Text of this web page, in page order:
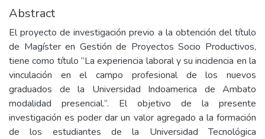
Abstract
El proyecto de investigación previo a la obtención del título
de Magíster en Gestión de Proyectos Socio Productivos,
tiene como título “La experiencia laboral y su incidencia en la
vinculación en el campo profesional de los nuevos
graduados de la Universidad Indoamerica de Ambato
modalidad presencial.”. El objetivo de la presente
investigación es poder dar un valor agregado a la formación
de los estudiantes de la Universidad Tecnológica